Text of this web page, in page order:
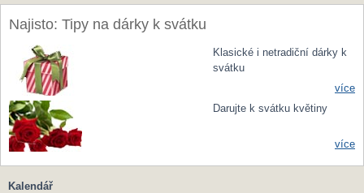
Najisto: Tipy na dárky k svátku
Klasické i netradiční dárky k
svátku
více
Darujte k svátku květiny
více
Kalendář